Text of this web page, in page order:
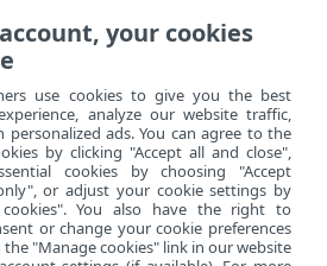
ESET Mail Security
your cookies
use cookies to give you the best
analyze our website traffic,
ads. You can agree to the
by clicking "Accept all and close",
cookies by choosing "Accept
or adjust your cookie settings by
cookies". You also have the right to
or change your cookie preferences
"Manage cookies" link in our website